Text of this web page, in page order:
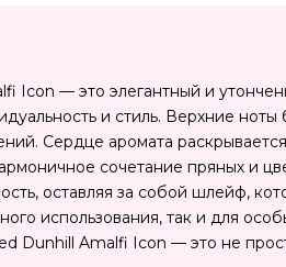
— это элегантный и
и стиль. Верхние
Сердце аромата
сочетание пряных и
оставляя за собой шлейф,
использования, так и для
Dunhill Amalfi Icon — это не